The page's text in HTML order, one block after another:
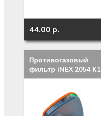
44.00 p.
Противогазовый
фильтр iNEX 2054 К1